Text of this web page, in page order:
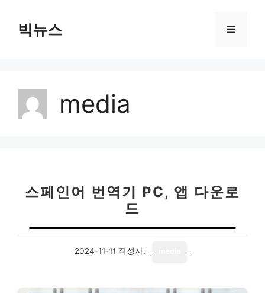
빅뉴스 메
media
스페인어 번역기 PC, 앱 다운로
드
2024-11-11 작성자: